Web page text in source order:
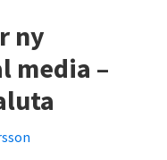
ny
media –